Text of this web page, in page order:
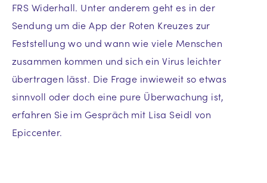
FRS Widerhall. Unter anderem geht es in der
Sendung um die App der Roten Kreuzes zur
Feststellung wo und wann wie viele Menschen
zusammen kommen und sich ein Virus leichter
übertragen lässt. Die Frage inwieweit so etwas
sinnvoll oder doch eine pure Überwachung ist,
erfahren Sie im Gespräch mit Lisa Seidl von
Epiccenter.